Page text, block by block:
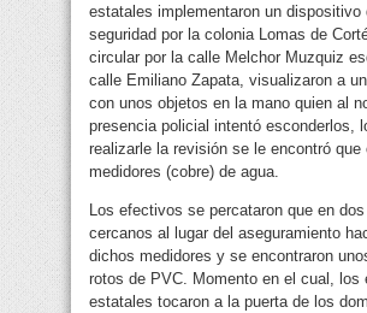
estatales implementaron un dispositivo
seguridad por la colonia Lomas de
circular por la calle Melchor Muzquiz
calle Emiliano Zapata, visualizaron a
con unos objetos en la mano quien al
presencia policial intentó esconderlos,
realizarle la revisión se le encontró que
medidores (cobre) de agua.
Los efectivos se percataron que en
cercanos al lugar del aseguramiento
dichos medidores y se encontraron
rotos de PVC. Momento en el cual, los
estatales tocaron a la puerta de los